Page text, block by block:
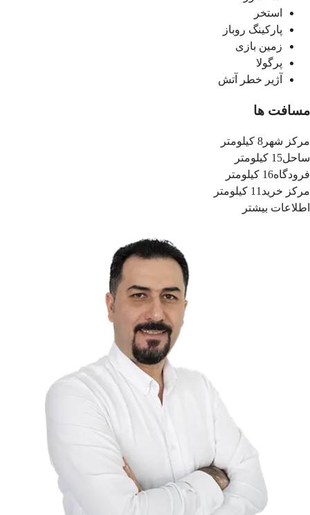
استخر
پارکینگ روباز
زمین بازی
پرگولا
آژیر خطر آتش
مسافت ها
مرکز شهر 8 کیلومتر
ساحل15 کیلومتر
فرودگاه16 کیلومتر
مرکز خرید11 کیلومتر
اطلاعات بیشتر